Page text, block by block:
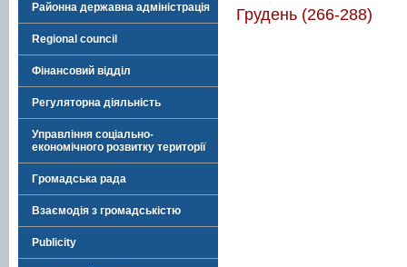
Районна державна адміністрація
Regional council
Фінансовий відділ
Регуляторна діяльність
Управління соціально-
економічного розвитку території
Громадська рада
Взаємодія з громадськістю
Publicity
Грудень (266-288)